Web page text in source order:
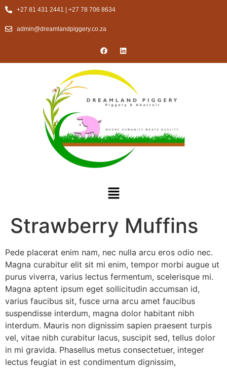
+27 81 431 2441 | +27 78 706 8634
admin@dreamlandpiggery.co.za
Strawberry Muffins
Pede placerat enim nam, nec nulla arcu eros odio nec.
Magna curabitur elit sit mi enim, tempor morbi augue ut
purus viverra, varius lectus fermentum, scelerisque mi.
Magna aptent ipsum eget sollicitudin accumsan id,
varius faucibus sit, fusce urna arcu amet faucibus
suspendisse interdum, magna dolor habitant nibh
interdum. Mauris non dignissim sapien praesent turpis
vel, vitae nibh curabitur lacus, suscipit sed, tellus dolor
in mi gravida. Phasellus metus consectetuer, integer
lectus feugiat in est condimentum dignissim,